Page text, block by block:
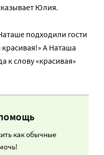
Юлия.
подходили гости
А Наташа
к слову «красивая»
как обычные